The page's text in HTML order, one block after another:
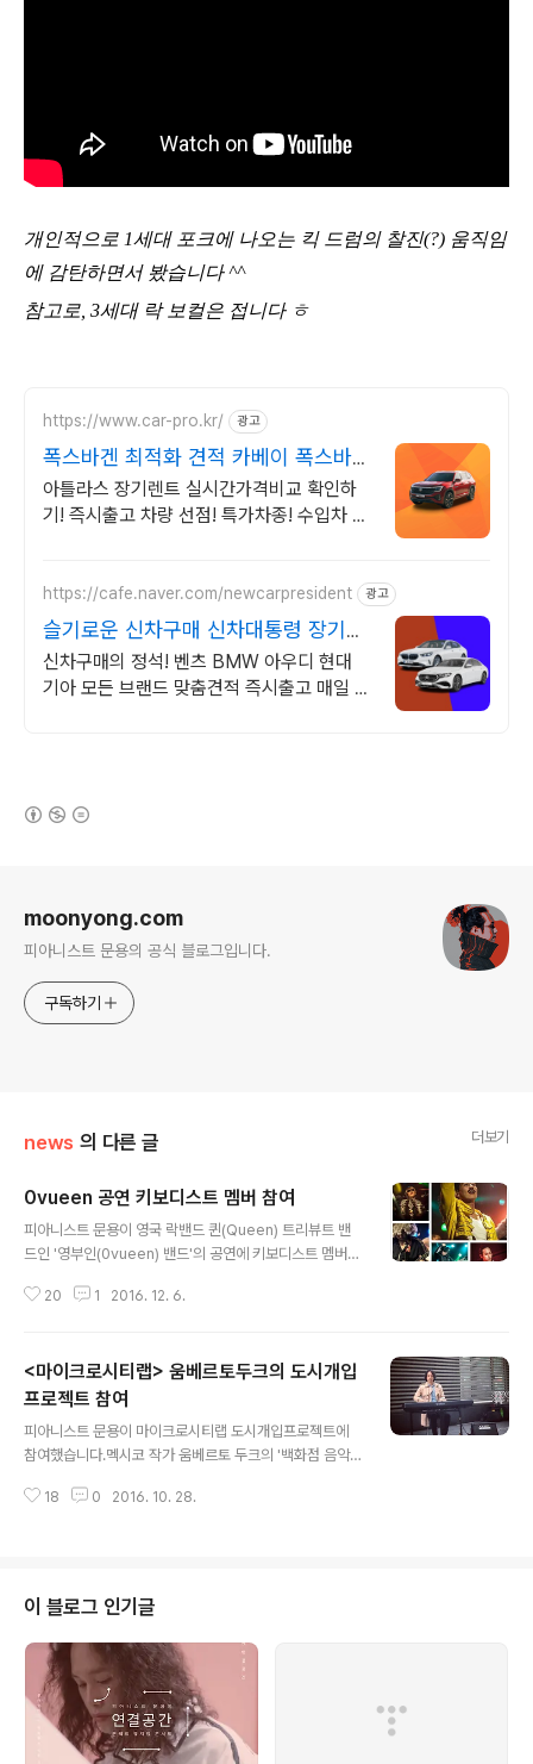
개인적으로 1세대 포크에 나오는 킥 드럼의 찰진(?) 움직임
에 감탄하면서 봤습니다 ^^
참고로, 3세대 락 보컬은 접니다 ㅎ
https://www.car-pro.kr/ 광고
폭스바겐 최적화 견적 카베이 폭스바겐
특가차량 무료견적
아틀라스 장기렌트 실시간가격비교 확인하
기! 즉시출고 차량 선점! 특가차종! 수입차 최
https://cafe.naver.com/newcarpresident 광고
슬기로운 신차구매 신차대통령 장기렌
트 리스 저렴한 견적
신차구매의 정석! 벤츠 BMW 아우디 현대
기아 모든 브랜드 맞춤견적 즉시출고 매일 즉
moonyong.com
피아니스트 문용의 공식 블로그입니다.
구독하기
news 의 다른 글 더보기
0vueen 공연 키보디스트 멤버 참여
피아니스트 문용이 영국 락밴드 퀸(Queen) 트리뷰트 밴
드인 '영부인(0vueen) 밴드'의 공연에 키보디스트 멤버로
n/4fqj/1092 예매 링크 : http://goo.gl/forms/w6rMr
드는 1991년 11월 24일 생을 마감한 프레디 머큐리를 기
리며 매년 추모 공연을 이어가고 있습니다. 진정한 골수들
이 모인 만큼 퀸(Queen)의 곡을 연주하는 것은 물론, 의상
과 무대매너 까지 최대한 퀸에 가깝게 재현하며 프레디 머
큐리가 살아있던 전성기 시절의 퀸 공연을 볼 수 없는 팬들
의 갈증을 풀어주고 있습니다..
20 1 2016. 12. 6.
<마이크로시티랩> 움베르토두크의 도시개입
프로젝트 참여
피아니스트 문용이 마이크로시티랩 도시개입프로젝트에
참여했습니다.멕시코 작가 움베르토 두크의 '백화점 음악'
네 곡을 연주했습니다. 이 날은 시작 전 백화점 보안에게 저
만 '주님의 은총이 가득히 내릴 것'이라는 축복과 함께 악수
를 나눈 홈리스 분도 계셨고어떤 분은 '너무 고맙다'는 말씀
과 더불어 '뽕짝'을 주문 하시기도 했습니다. 격려와 칭찬의
말씀해주신 시민분들 모두 감사합니다 :) [개입프로젝트 리
뷰] 26일(수) 오후 5시 멕시코작가 '움베르토 두크'의 백화
점음악 개입장소. 영등포 ..
18 0 2016. 10. 28.
이 블로그 인기글